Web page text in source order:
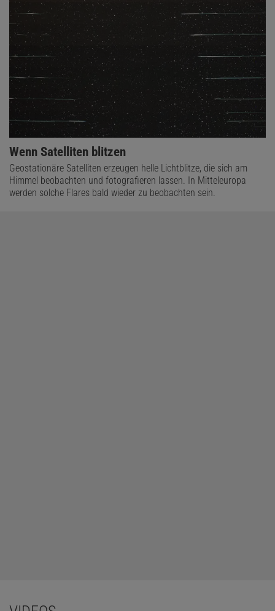
Wenn Satelliten blitzen
Geostationäre Satelliten erzeugen helle Lichtblitze, die sich am
Himmel beobachten und fotografieren lassen. In Mitteleuropa
werden solche Flares bald wieder zu beobachten sein.